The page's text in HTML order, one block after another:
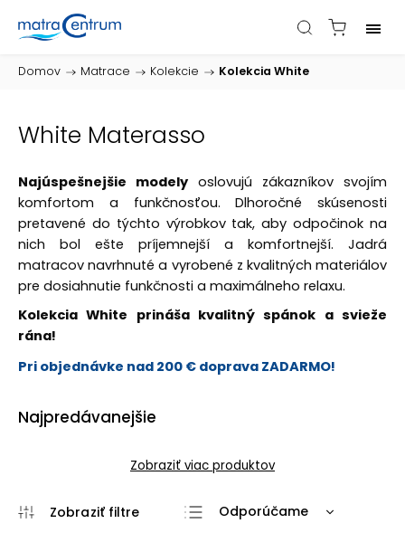
Domov / Matrace / Kolekcie / Kolekcia White
White Materasso
Najúspešnejšie modely oslovujú zákazníkov svojím
komfortom a funkčnosťou. Dlhoročné skúsenosti
pretavené do týchto výrobkov tak, aby odpočinok na
nich bol ešte príjemnejší a komfortnejší. Jadrá
matracov navrhnuté a vyrobené z kvalitných materiálov
pre dosiahnutie funkčnosti a maximálneho relaxu.
Kolekcia White prináša kvalitný spánok a svieže
rána!
Pri objednávke nad 200 € doprava ZADARMO!
Najpredávanejšie
Zobraziť viac produktov
Odporúčame